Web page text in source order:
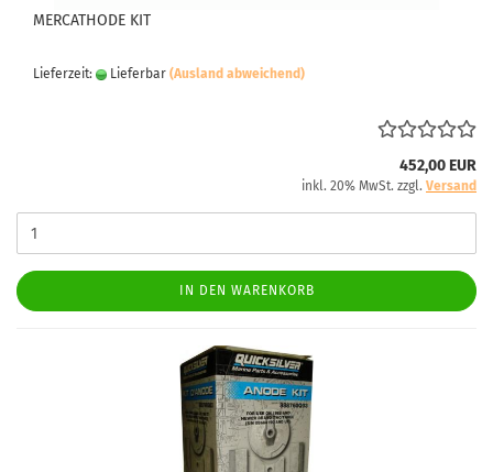
MERCATHODE KIT
Lieferzeit: Lieferbar (Ausland abweichend)
452,00 EUR
inkl. 20% MwSt. zzgl. Versand
IN DEN WARENKORB